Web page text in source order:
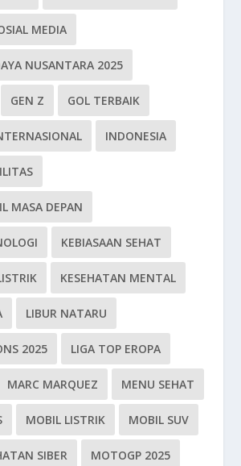
MEDIA
NUSANTARA 2025
GEN Z GOL TERBAIK
INDONESIA
MASA DEPAN
KEBIASAAN SEHAT
KESEHATAN MENTAL
LIBUR NATARU
2025 LIGA TOP EROPA
MARC MARQUEZ MENU SEHAT
MOBIL LISTRIK MOBIL SUV
SIBER MOTOGP 2025